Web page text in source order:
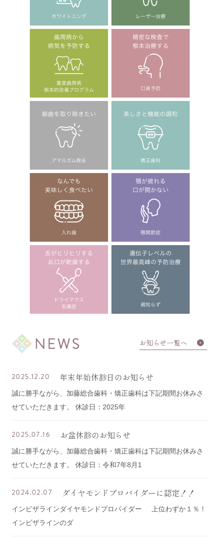
お知らせ一覧へ
2025.12.20 年末年始休診日のお知らせ
誠に勝手ながら、加藤総合歯科・矯正歯科は下記期間お休みさ
せていただきます。 休診日：2025年
2025.07.16 お盆休診のお知らせ
誠に勝手ながら、加藤総合歯科・矯正歯科は下記期間お休みさ
せていただきます。 休診日：令和7年8月1
2024.02.07 ダイヤモンドプロバイダーに認定！！
インビザラインダイヤモンドプロバイダー 上位わずか１％！
インビザラインのダ